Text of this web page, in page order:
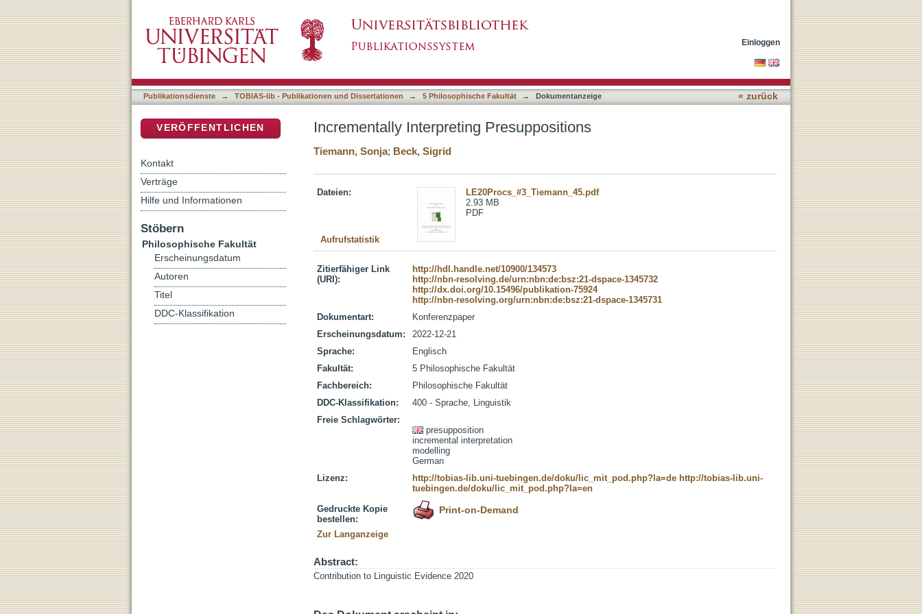
Einloggen
Publikationsdienste → TOBIAS-lib - Publikationen und Dissertationen → 5 Philosophische Fakultät → Dokumentanzeige « zurück
Incrementally Interpreting Presuppositions
Tiemann, Sonja; Beck, Sigrid
Dateien:
LE20Procs_#3_Tiemann_45.pdf
2.93 MB
PDF
Aufrufstatistik
Zitierfähiger Link
(URI):
http://hdl.handle.net/10900/134573
http://nbn-resolving.de/urn:nbn:de:bsz:21-dspace-1345732
http://dx.doi.org/10.15496/publikation-75924
http://nbn-resolving.org/urn:nbn:de:bsz:21-dspace-1345731
Dokumentart:
Konferenzpaper
Erscheinungsdatum:
2022-12-21
Sprache:
Englisch
Fakultät:
5 Philosophische Fakultät
Fachbereich:
Philosophische Fakultät
DDC-Klassifikation:
400 - Sprache, Linguistik
Freie Schlagwörter:
presupposition
incremental interpretation
modelling
German
Lizenz:
http://tobias-lib.uni-tuebingen.de/doku/lic_mit_pod.php?la=de http://tobias-lib.uni-
tuebingen.de/doku/lic_mit_pod.php?la=en
Gedruckte Kopie
bestellen:
Print-on-Demand
Zur Langanzeige
Abstract:
Contribution to Linguistic Evidence 2020
VERÖFFENTLICHEN
Kontakt
Verträge
Hilfe und Informationen
Stöbern
Philosophische Fakultät
Erscheinungsdatum
Autoren
Titel
DDC-Klassifikation